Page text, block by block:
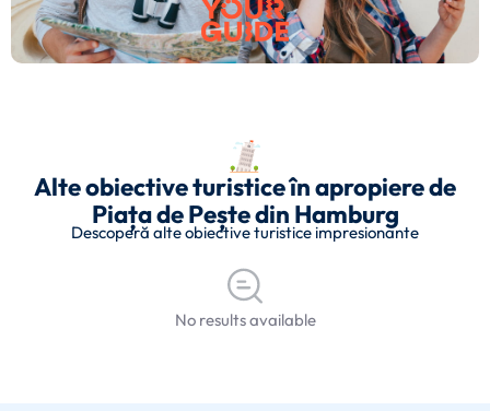
Alte obiective turistice în apropiere de
Piața de Pește din Hamburg
Descoperă alte obiective turistice impresionante
No results available